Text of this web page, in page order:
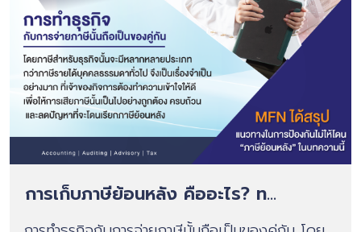
การเก็บภาษีย้อนหลัง คืออะไร? ท...